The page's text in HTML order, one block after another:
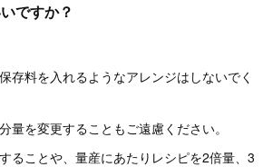
ですか？
存料を入れるようなアレンジはしないでく
量を変更することもご遠慮ください。
ることや、量産にあたりレシピを2倍量、3